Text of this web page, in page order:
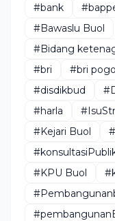
#bank
#Bawaslu Buol
#Bidang
#bri
#bri
#disdikbud
#harla
#Kejari Buol
#KPU Buol